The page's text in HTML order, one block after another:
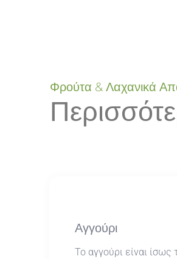
Φρούτα & Λαχανικά
Αγγούρι
Το αγγούρι είναι ίσως